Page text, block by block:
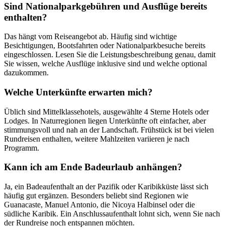
Sind Nationalparkgebühren und Ausflüge bereits
enthalten?
Das hängt vom Reiseangebot ab. Häufig sind wichtige
Besichtigungen, Bootsfahrten oder Nationalparkbesuche bereits
eingeschlossen. Lesen Sie die Leistungsbeschreibung genau, damit
Sie wissen, welche Ausflüge inklusive sind und welche optional
dazukommen.
Welche Unterkünfte erwarten mich?
Üblich sind Mittelklassehotels, ausgewählte 4 Sterne Hotels oder
Lodges. In Naturregionen liegen Unterkünfte oft einfacher, aber
stimmungsvoll und nah an der Landschaft. Frühstück ist bei vielen
Rundreisen enthalten, weitere Mahlzeiten variieren je nach
Programm.
Kann ich am Ende Badeurlaub anhängen?
Ja, ein Badeaufenthalt an der Pazifik oder Karibikküste lässt sich
häufig gut ergänzen. Besonders beliebt sind Regionen wie
Guanacaste, Manuel Antonio, die Nicoya Halbinsel oder die
südliche Karibik. Ein Anschlussaufenthalt lohnt sich, wenn Sie nach
der Rundreise noch entspannen möchten.